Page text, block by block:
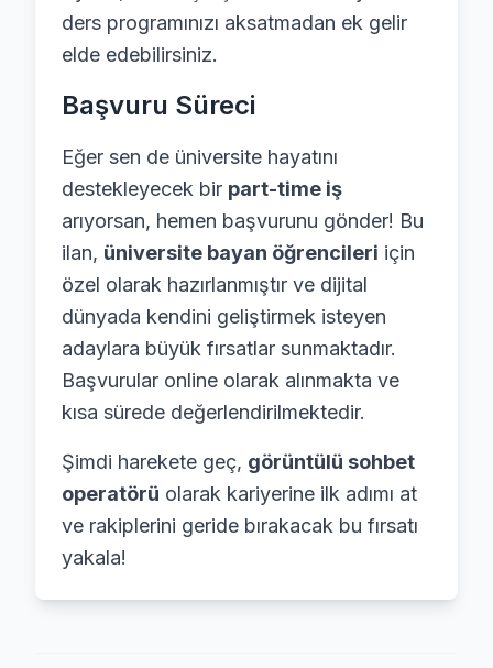
ders programınızı aksatmadan ek gelir
elde edebilirsiniz.
Başvuru Süreci
Eğer sen de üniversite hayatını
destekleyecek bir part-time iş
arıyorsan, hemen başvurunu gönder! Bu
ilan, üniversite bayan öğrencileri için
özel olarak hazırlanmıştır ve dijital
dünyada kendini geliştirmek isteyen
adaylara büyük fırsatlar sunmaktadır.
Başvurular online olarak alınmakta ve
kısa sürede değerlendirilmektedir.
Şimdi harekete geç, görüntülü sohbet
operatörü olarak kariyerine ilk adımı at
ve rakiplerini geride bırakacak bu fırsatı
yakala!